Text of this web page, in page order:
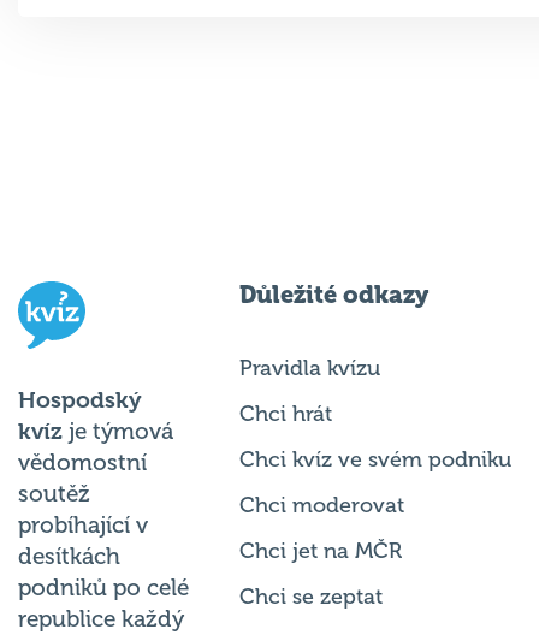
Hospodský
kvíz je týmová
vědomostní
soutěž
probíhající v
desítkách
podniků po celé
republice každý
Důležité odkazy
Pravidla kvízu
Chci hrát
Chci kvíz ve svém podniku
Chci moderovat
Chci jet na MČR
Chci se zeptat